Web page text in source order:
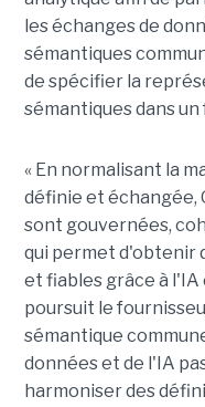
les échanges de
sémantiques
de spécifier la
sémantiques dans
« En normalisant la
définie et échangée,
sont gouvernées,
qui permet d'obtenir
et fiables grâce à
poursuit le
sémantique
données et de l'IA
harmoniser des